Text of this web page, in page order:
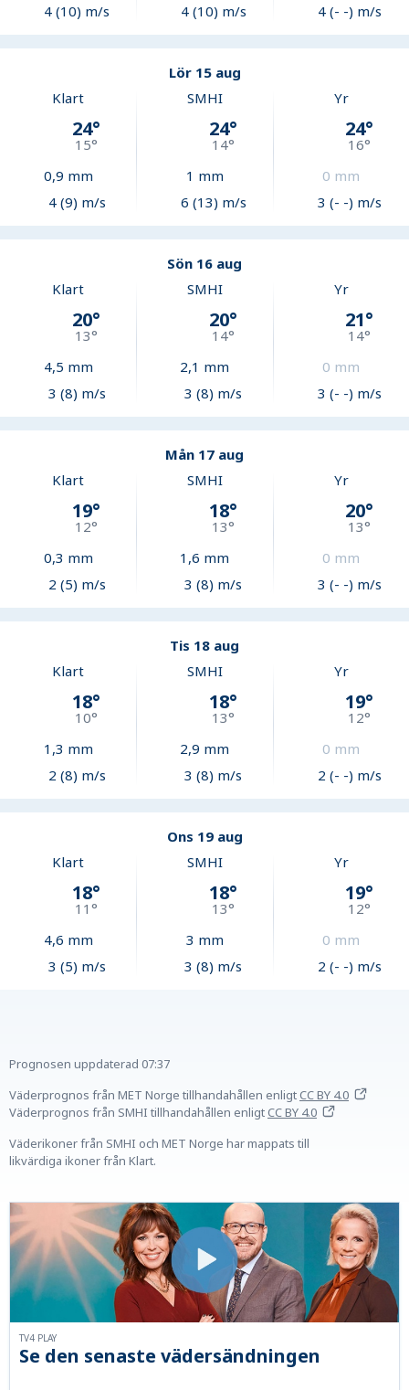
4 (10) m/s
4 (10) m/s
4 (- -) m/s
Lör 15 aug
Klart
24°
15°
0,9 mm
4 (9) m/s
SMHI
24°
14°
1 mm
6 (13) m/s
Yr
24°
16°
0 mm
3 (- -) m/s
Sön 16 aug
Klart
20°
13°
4,5 mm
3 (8) m/s
SMHI
20°
14°
2,1 mm
3 (8) m/s
Yr
21°
14°
0 mm
3 (- -) m/s
Mån 17 aug
Klart
19°
12°
0,3 mm
2 (5) m/s
SMHI
18°
13°
1,6 mm
3 (8) m/s
Yr
20°
13°
0 mm
3 (- -) m/s
Tis 18 aug
Klart
18°
10°
1,3 mm
2 (8) m/s
SMHI
18°
13°
2,9 mm
3 (8) m/s
Yr
19°
12°
0 mm
2 (- -) m/s
Ons 19 aug
Klart
18°
11°
4,6 mm
3 (5) m/s
SMHI
18°
13°
3 mm
3 (8) m/s
Yr
19°
12°
0 mm
2 (- -) m/s
Prognosen uppdaterad 07:37
Väderprognos från MET Norge tillhandahållen enligtCC BY 4.0
Väderprognos från SMHI tillhandahållen enligtCC BY 4.0
Väderikoner från SMHI och MET Norge har mappats till
likvärdiga ikoner från Klart.
Se den senaste vädersändningen
TV4 PLAY